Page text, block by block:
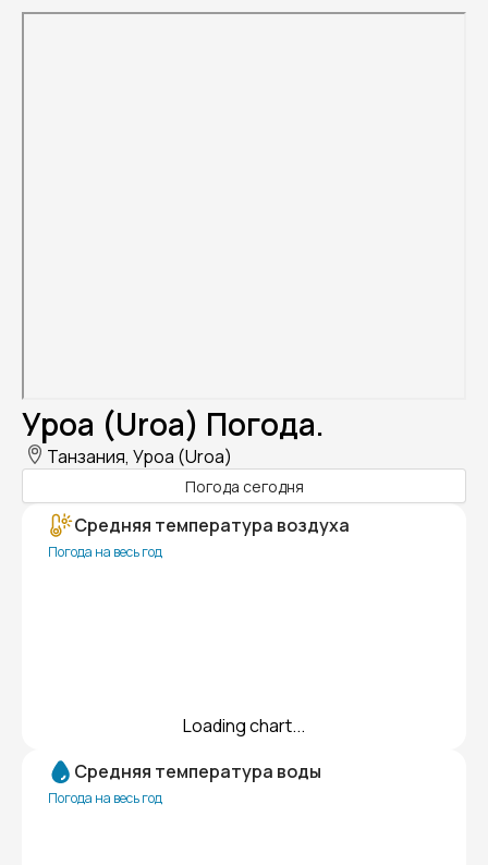
Уроа (Uroa) Погода.
Танзания, Уроа (Uroa)
Погода сегодня
Средняя температура воздуха
Погода на весь год
Loading chart...
Средняя температура воды
Погода на весь год